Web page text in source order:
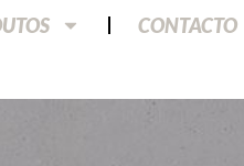
CONTACTO